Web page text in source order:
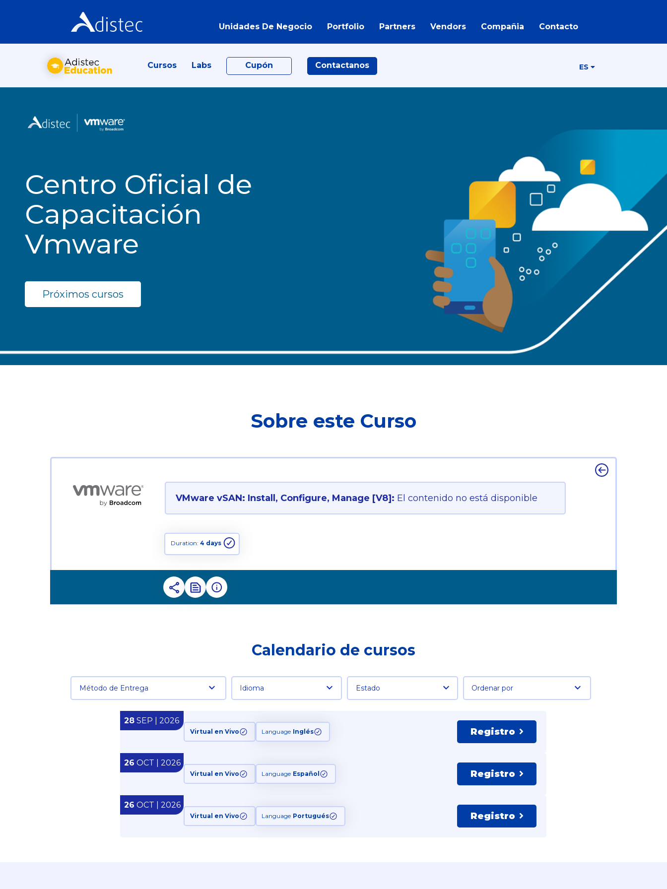
Unidades De Negocio Portfolio Partners Vendors Compañia Contacto
Cursos Labs Cupón Contactanos ES
Centro Oficial de
Capacitación
Vmware
Próximos cursos
Sobre este Curso
VMware vSAN: Install, Configure, Manage [V8]: El contenido no está disponible
Duration:4 days
Calendario de cursos
Método de Entrega Idioma Estado Ordenar por
28 SEP | 2026
Virtual en Vivo Language Inglés Registro
26 OCT | 2026
Virtual en Vivo Language Español Registro
26 OCT | 2026
Virtual en Vivo Language Portugués Registro